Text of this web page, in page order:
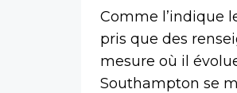
Comme l’indique
pris que des
mesure où il
Southampton se